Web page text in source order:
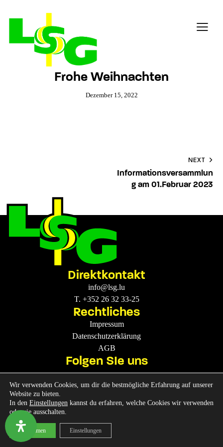
Frohe Weihnachten
Dezember 15, 2022
NEXT
Informationsversammlun
g am 01.Februar 2023
Direktkontakt
info@lsg.lu
T. +352 26 32 33-25
Rechtliches
Impressum
Datenschutzerklärung
AGB
Folgen SIe uns
LSG © 2026 • Webdesign by Indigo
Wir verwenden Cookies, um dir die bestmögliche Erfahrung auf unserer
Website zu bieten.
In den Einstellungen kannst du erfahren, welche Cookies wir verwenden
oder sie ausschalten.
Zustimmen Einstellungen